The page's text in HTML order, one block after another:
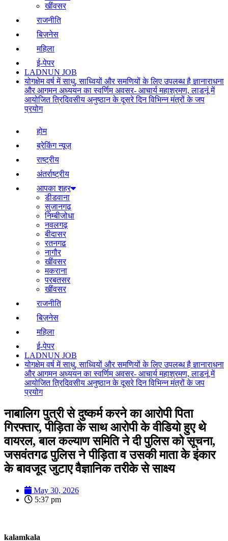
खींवसर
राजनीति
बिज़नेस
महिला
ई-पेपर
LADNUN JOB
योगक्षेम वर्ष में साधु, साध्वियों और समणियों के लिए उपलब्ध है ज्ञानाराधना
और आगमन अध्ययन का स्वर्णिम अवसर- आचार्य महाश्रमण, लाडनूं में
आयोजित त्रिदिवसीय अनुष्ठान के दूसरे दिन विभिन्न मंत्रों के जप
प्रयोग
होम
ब्रेकिंग न्यूज़
राष्ट्रीय
अंतर्राष्ट्रीय
आपका शहर
डीडवाना
सुजानगढ़
निम्बीजोधा
नवलगढ़
बीदासर
रतनगढ
नागौर
खींवसर
मकराना
परबतसर
खींवसर
राजनीति
बिज़नेस
महिला
ई-पेपर
LADNUN JOB
योगक्षेम वर्ष में साधु, साध्वियों और समणियों के लिए उपलब्ध है ज्ञानाराधना
और आगमन अध्ययन का स्वर्णिम अवसर- आचार्य महाश्रमण, लाडनूं में
आयोजित त्रिदिवसीय अनुष्ठान के दूसरे दिन विभिन्न मंत्रों के जप
प्रयोग
नाबालिग पुत्री से दुष्कर्म करने का आरोपी पिता
गिरफ्तार, पीड़िता के साथ आरोपी के वीडियो हुए थे
वायरल, बाल कल्याण समिति ने दी पुलिस को सूचना,
जसवंतगढ पुलिस ने पीड़िता व उसकी माता के इंकार
के बावजूद जुटाए वैज्ञानिक तरीके से साक्ष्य
May 30, 2026
5:37 pm
kalamkala